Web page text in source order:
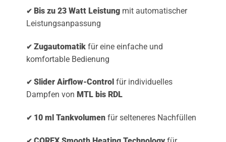
✔ Bis zu 23 Watt Leistungmit automatischer
Leistungsanpassung
✔ Zugautomatikfür eine einfache und
komfortable Bedienung
✔ Slider Airflow-Control für individuelles
Dampfen von MTL bis RDL
✔ 10 ml Tankvolumenfür selteneres Nachfüllen